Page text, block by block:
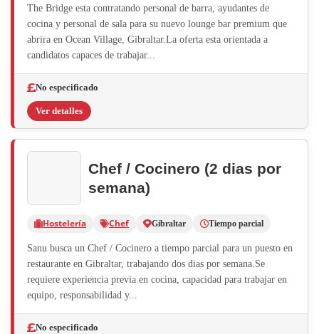
The Bridge esta contratando personal de barra, ayudantes de
cocina y personal de sala para su nuevo lounge bar premium que
abrira en Ocean Village, Gibraltar.La oferta esta orientada a
candidatos capaces de trabajar...
No especificado
Ver detalles
Chef / Cocinero (2 dias por
semana)
Hostelería Chef Gibraltar Tiempo parcial
Sanu busca un Chef / Cocinero a tiempo parcial para un puesto en
restaurante en Gibraltar, trabajando dos dias por semana.Se
requiere experiencia previa en cocina, capacidad para trabajar en
equipo, responsabilidad y...
No especificado